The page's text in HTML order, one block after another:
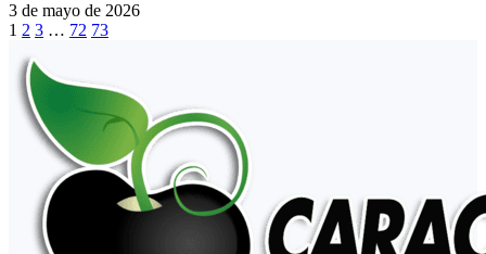
3 de mayo de 2026
1 2 3 … 72 73